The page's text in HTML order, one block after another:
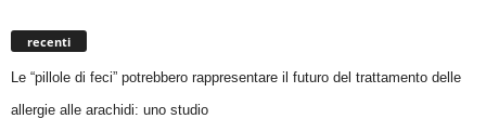
recenti
Le “pillole di feci” potrebbero rappresentare il futuro del trattamento delle
allergie alle arachidi: uno studio